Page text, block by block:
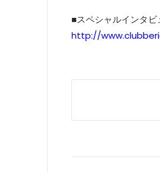
■スペシャルインタビ
http://